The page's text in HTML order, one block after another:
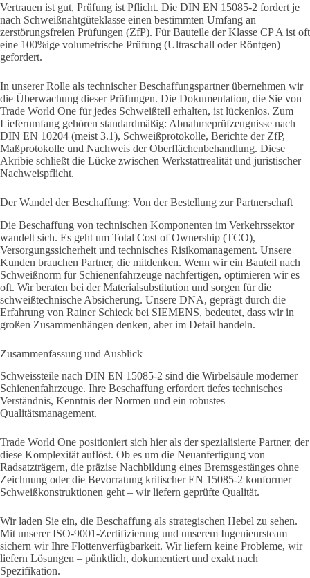
Vertrauen ist gut, Prüfung ist Pflicht. Die DIN EN 15085-2 fordert je
nach Schweißnahtgüteklasse einen bestimmten Umfang an
zerstörungsfreien Prüfungen (ZfP). Für Bauteile der Klasse CP A ist oft
eine 100%ige volumetrische Prüfung (Ultraschall oder Röntgen)
gefordert.
In unserer Rolle als technischer Beschaffungspartner übernehmen wir
die Überwachung dieser Prüfungen. Die Dokumentation, die Sie von
Trade World One für jedes Schweißteil erhalten, ist lückenlos. Zum
Lieferumfang gehören standardmäßig: Abnahmeprüfzeugnisse nach
DIN EN 10204 (meist 3.1), Schweißprotokolle, Berichte der ZfP,
Maßprotokolle und Nachweis der Oberflächenbehandlung. Diese
Akribie schließt die Lücke zwischen Werkstattrealität und juristischer
Nachweispflicht.
Der Wandel der Beschaffung: Von der Bestellung zur Partnerschaft
Die Beschaffung von technischen Komponenten im Verkehrssektor
wandelt sich. Es geht um Total Cost of Ownership (TCO),
Versorgungssicherheit und technisches Risikomanagement. Unsere
Kunden brauchen Partner, die mitdenken. Wenn wir ein Bauteil nach
Schweißnorm für Schienenfahrzeuge nachfertigen, optimieren wir es
oft. Wir beraten bei der Materialsubstitution und sorgen für die
schweißtechnische Absicherung. Unsere DNA, geprägt durch die
Erfahrung von Rainer Schieck bei SIEMENS, bedeutet, dass wir in
großen Zusammenhängen denken, aber im Detail handeln.
Zusammenfassung und Ausblick
Schweissteile nach DIN EN 15085-2 sind die Wirbelsäule moderner
Schienenfahrzeuge. Ihre Beschaffung erfordert tiefes technisches
Verständnis, Kenntnis der Normen und ein robustes
Qualitätsmanagement.
Trade World One positioniert sich hier als der spezialisierte Partner, der
diese Komplexität auflöst. Ob es um die Neuanfertigung von
Radsatzträgern, die präzise Nachbildung eines Bremsgestänges ohne
Zeichnung oder die Bevorratung kritischer EN 15085-2 konformer
Schweißkonstruktionen geht – wir liefern geprüfte Qualität.
Wir laden Sie ein, die Beschaffung als strategischen Hebel zu sehen.
Mit unserer ISO-9001-Zertifizierung und unserem Ingenieursteam
sichern wir Ihre Flottenverfügbarkeit. Wir liefern keine Probleme, wir
liefern Lösungen – pünktlich, dokumentiert und exakt nach
Spezifikation.